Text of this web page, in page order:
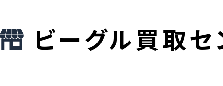
ビーグル買取セ